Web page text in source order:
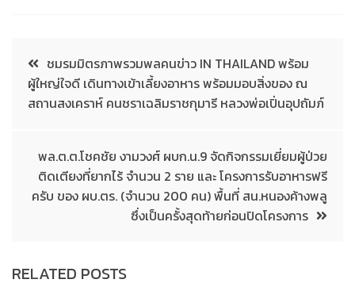
ชมรมมิตรภาพรวมพลคนข่าว IN THAILAND พร้อม
ผู้ใหญ่ใจดี เดินทางเข้าเลี้ยงอาหาร พร้อมมอบสิ่งของ ณ
สถานสงเคราห์ คนชราเฉลิมราชกุมารี หลวงพ่อเปิ่นอุปถัมภ์
พล.ต.ต.โชคชัย งามวงศ์ ผบก.น.9 จัดกิจกรรมเยี่ยมผู้ป่วย
ติดเตียงที่ยากไร้ จำนวน 2 ราย และ โครงการรับอาหารฟรี
ครับ ของ ผบ.ตร. (จำนวน 200 คน) พื้นที่ สน.หนองค้างพลู
ซึ่งเป็นครั้งสุดท้ายก่อนปิดโครงการ
RELATED POSTS